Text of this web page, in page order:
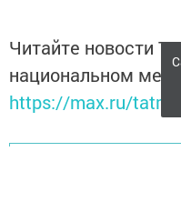
Читайте новости
национальном
https://max.ru/